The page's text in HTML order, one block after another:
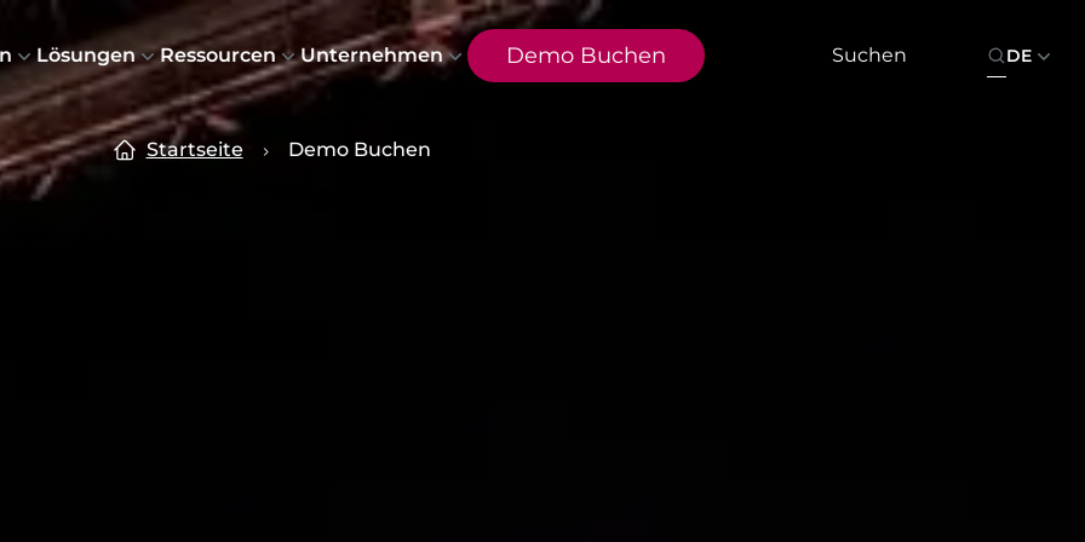
Lösungen Ressourcen Unternehmen Demo Buchen DE
Startseite Demo Buchen